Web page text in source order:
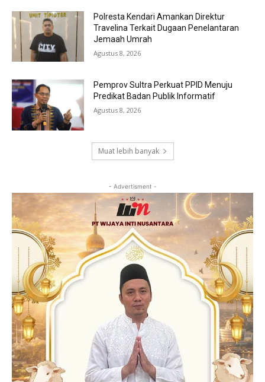
Polresta Kendari Amankan Direktur
Travelina Terkait Dugaan Penelantaran
Jemaah Umrah
Agustus 8, 2026
Pemprov Sultra Perkuat PPID Menuju
Predikat Badan Publik Informatif
Agustus 8, 2026
Muat lebih banyak
- Advertisment -